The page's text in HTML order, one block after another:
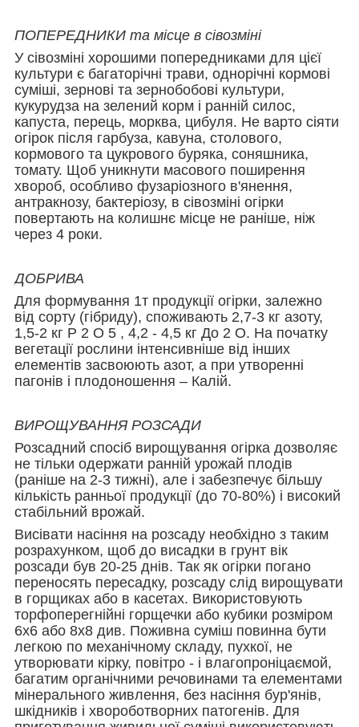
ПОПЕРЕДНИКИ та місце в сівозміні
У сівозміні хорошими попередниками для цієї
культури є багаторічні трави, однорічні кормові
суміші, зернові та зернобобові культури,
кукурудза на зелений корм і ранній силос,
капуста, перець, морква, цибуля. Не варто сіяти
огірок після гарбуза, кавуна, столового,
кормового та цукрового буряка, соняшника,
томату. Щоб уникнути масового поширення
хвороб, особливо фузаріозного в'янення,
антракнозу, бактеріозу, в сівозміні огірки
повертають на колишнє місце не раніше, ніж
через 4 роки.
ДОБРИВА
Для формування 1т продукції огірки, залежно
від сорту (гібриду), споживають 2,7-3 кг азоту,
1,5-2 кг Р 2 О 5 , 4,2 - 4,5 кг До 2 О. На початку
вегетації рослини інтенсивніше від інших
елементів засвоюють азот, а при утворенні
пагонів і плодоношення – Калій.
ВИРОЩУВАННЯ РОЗСАДИ
Розсадний спосіб вирощування огірка дозволяє
не тільки одержати ранній урожай плодів
(раніше на 2-3 тижні), але і забезпечує більшу
кількість ранньої продукції (до 70-80%) і високий
стабільний врожай.
Висівати насіння на розсаду необхідно з таким
розрахунком, щоб до висадки в грунт вік
розсади був 20-25 днів. Так як огірки погано
переносять пересадку, розсаду слід вирощувати
в горщиках або в касетах. Використовують
торфоперегнійні горщечки або кубики розміром
6х6 або 8х8 див. Поживна суміш повинна бути
легкою по механічному складу, пухкої, не
утворювати кірку, повітро - і влагопроніцаємой,
багатим органічними речовинами та елементами
мінерального живлення, без насіння бур'янів,
шкідників і хвороботворних патогенів. Для